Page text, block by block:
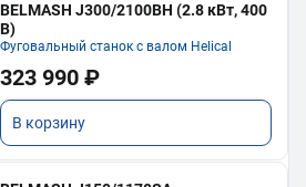
BELMASH J300/2100ВH (2.8 кВт, 400
В)
Фуговальный станок с валом Helical
323 990 ₽
В корзину